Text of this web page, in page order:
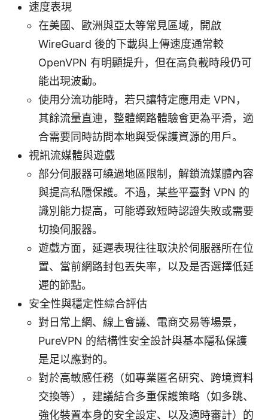
速度表現
在美國、歐洲與亞太等常見區域，開啟
WireGuard 後的下載與上傳速度通常較
OpenVPN 有明顯提升，但在高負載時段仍可
能出現波動。
使用分流功能時，若只讓特定應用走 VPN，
其餘流量直連，整體網路體驗會更為平滑，適
合需要同時訪問本地與受保護資源的用戶。
視訊流媒體與遊戲
部分伺服器可繞過地區限制，解鎖流媒體內容
與提高私隱保護。不過，某些平臺對 VPN 的
識別能力提高，可能導致短時認證失敗或需要
切換伺服器。
遊戲方面，延遲表現往往取決於伺服器所在位
置、當前網路封包丟失率，以及是否選擇低延
遲的節點。
安全性與穩定性綜合評估
對日常上網、線上會議、電商交易等場景，
PureVPN 的結構性安全設計與基本隱私保護
是足以應對的。
對於高敏感任務（如專業匿名研究、跨境資料
交換等），建議結合多重保護策略（如多跳、
強化裝置本身的安全設定、以及適時審計）的